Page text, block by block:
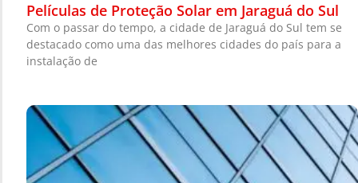
Películas de Proteção Solar em Jaraguá do Sul
Com o passar do tempo, a cidade de Jaraguá do Sul tem se
destacado como uma das melhores cidades do país para a
instalação de